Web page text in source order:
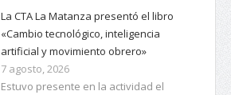
La CTA La Matanza presentó el libro
«Cambio tecnológico, inteligencia
artificial y movimiento obrero»
7 agosto, 2026
Estuvo presente en la actividad el